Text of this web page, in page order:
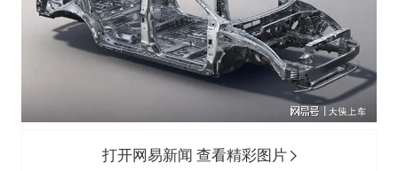
打开网易新闻 查看精彩图片